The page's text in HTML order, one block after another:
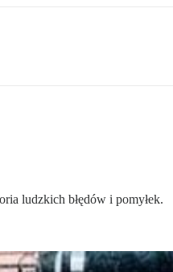
ludzkich błędów i pomyłek.